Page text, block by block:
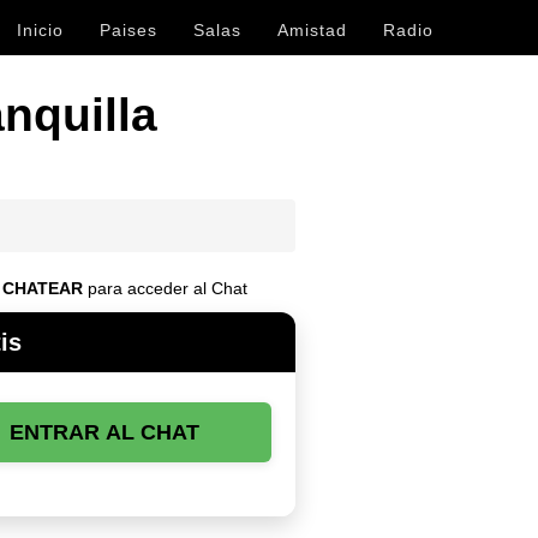
Inicio Paises Salas Amistad Radio
CHATEAR para acceder al Chat
ENTRAR AL CHAT